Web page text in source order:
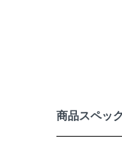
商品スペック